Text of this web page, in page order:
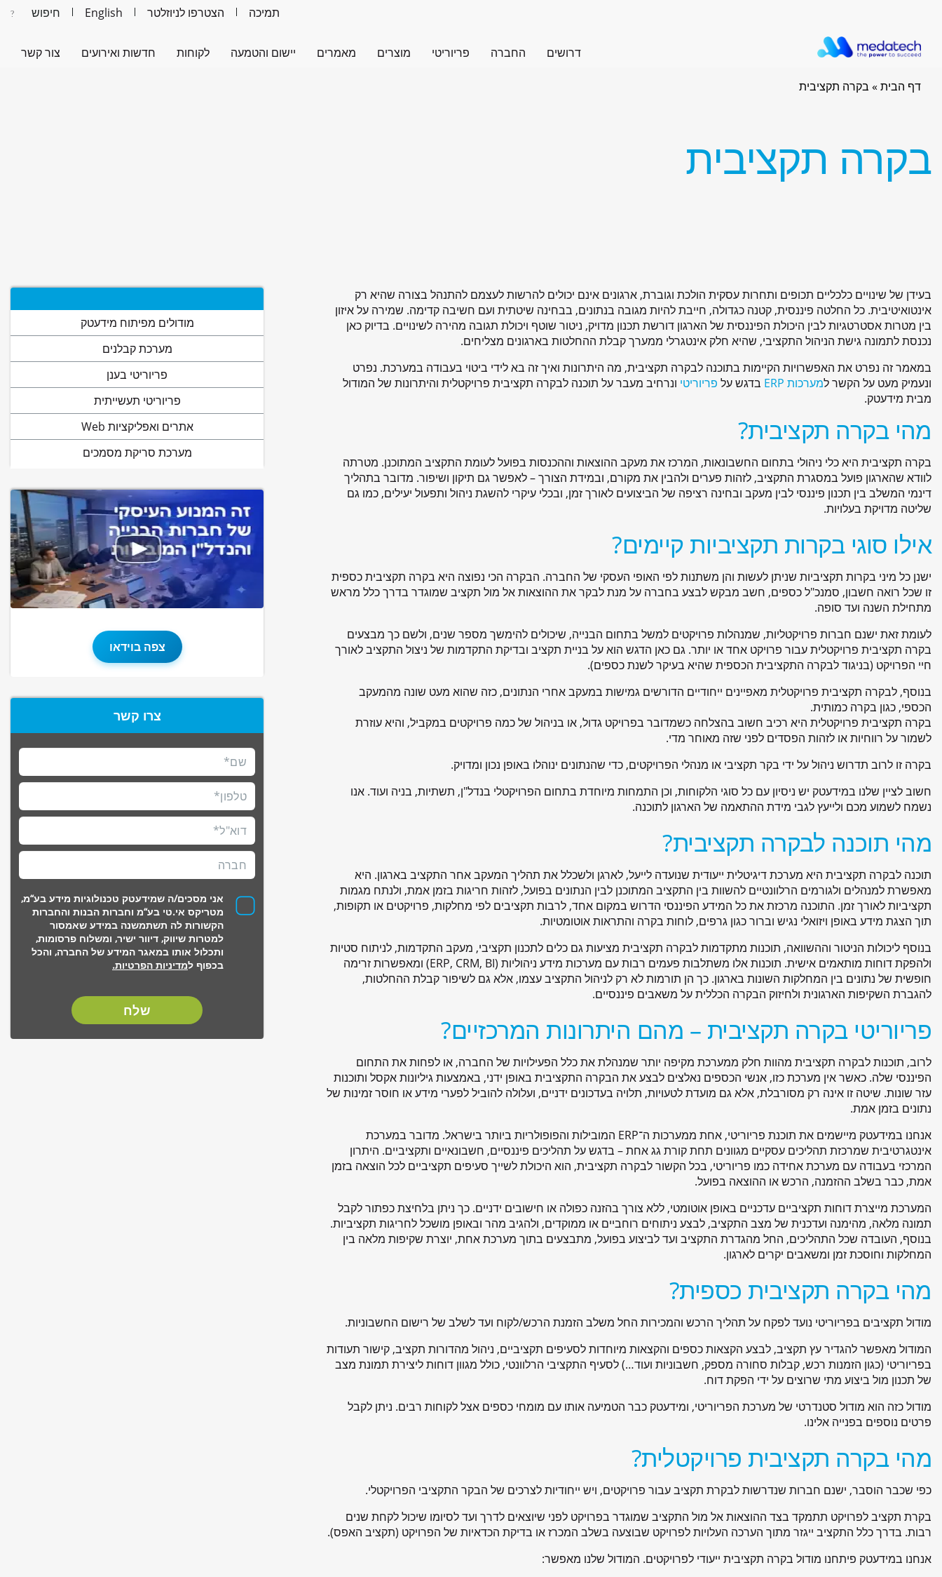
תמיכה הצטרפו לניוזלטר English
דרושים החברה פריוריטי מוצרים מאמרים יישום והטמעה לקוחות חדשות ואירועים צור קשר
דף הבית » בקרה תקציבית
בקרה תקציבית
בעידן של שינויים כלכליים תכופים ותחרות עסקית הולכת וגוברת, ארגונים אינם יכולים להרשות לעצמם להתנהל בצורה שהיא רק
אינטואיטיבית. כל החלטה פיננסית, קטנה כגדולה, חייבת להיות מגובה בנתונים, בבחינה שיטתית ועם חשיבה קדימה. שמירה על איזון
בין מטרות אסטרטגיות לבין היכולת הפיננסית של הארגון דורשת תכנון מדויק, ניטור שוטף ויכולת תגובה מהירה לשינויים. בדיוק כאן
נכנסת לתמונה גישת הניהול התקציבי, שהיא חלק אינטגרלי ממערך קבלת ההחלטות בארגונים מצליחים.
במאמר זה נפרט את האפשרויות הקיימות בתוכנה לבקרה תקציבית, מה היתרונות ואיך זה בא לידי ביטוי בעבודה במערכת. נפרט
ונעמיק מעט על הקשר למערכות ERP בדגש על פריוריטי ונרחיב מעבר על תוכנה לבקרה תקציבית פרויקטלית והיתרונות של המודול
מבית מידעטק.
מהי בקרה תקציבית?
בקרה תקציבית היא כלי ניהולי בתחום החשבונאות, המרכז את מעקב ההוצאות וההכנסות בפועל לעומת התקציב המתוכנן. מטרתה
לוודא שהארגון פועל במסגרת התקציב, לזהות פערים ולהבין את מקורם, ובמידת הצורך – לאפשר גם תיקון ושיפור. מדובר בתהליך
דינמי המשלב בין תכנון פיננסי לבין מעקב ובחינה רציפה של הביצועים לאורך זמן, ובכלי עיקרי להשגת ניהול ותפעול יעילים, כמו גם
שליטה מדויקת בעלויות.
אילו סוגי בקרות תקציביות קיימים?
ישנן כל מיני בקרות תקציביות שניתן לעשות והן משתנות לפי האופי העסקי של החברה. הבקרה הכי נפוצה היא בקרה תקציבית כספית
זו שכל רואה חשבון, סמנכ"ל כספים, חשב מבקש לבצע בחברה על מנת לבקר את ההוצאות אל מול תקציב שמוגדר בדרך כלל מראש
מתחילת השנה ועד סופה.
לעומת זאת ישנם חברות פרויקטליות, שמנהלות פרויקטים למשל בתחום הבנייה, שיכולים להימשך מספר שנים, ולשם כך מבצעים
בקרה תקציבית פרויקטלית עבור פרויקט אחד או יותר. גם כאן הדגש הוא על בניית תקציב ובדיקת התקדמות של ניצול התקציב לאורך
חיי הפרויקט (בניגוד לבקרה התקציבית הכספית שהיא בעיקר לשנת כספים).
בנוסף, לבקרה תקציבית פרויקטלית מאפיינים ייחודיים הדורשים גמישות במעקב אחרי הנתונים, כזה שהוא מעט שונה מהמעקב
הכספי, כגון בקרה כמותית.
בקרה תקציבית פרויקטלית היא רכיב חשוב בהצלחה כשמדובר בפרויקט גדול, או בניהול של כמה פרויקטים במקביל, והיא עוזרת
לשמור על רווחיות או לזהות הפסדים לפני שזה מאוחר מדי.
בקרה זו לרוב תדרוש ניהול על ידי בקר תקציבי או מנהלי הפרויקטים, כדי שהנתונים ינוהלו באופן נכון ומדויק.
חשוב לציין שלנו במידעטק יש ניסיון עם כל סוגי הלקוחות, וכן התמחות מיוחדת בתחום הפרויקטלי בנדל"ן, תשתיות, בניה ועוד. אנו
נשמח לשמוע מכם ולייעץ לגבי מידת ההתאמה של הארגון לתוכנה.
מהי תוכנה לבקרה תקציבית?
תוכנה לבקרה תקציבית היא מערכת דיגיטלית ייעודית שנועדה לייעל, לארגן ולשכלל את תהליך המעקב אחר התקציב בארגון. היא
מאפשרת למנהלים ולגורמים הרלוונטיים להשוות בין התקציב המתוכנן לבין הנתונים בפועל, לזהות חריגות בזמן אמת, ולנתח מגמות
תקציביות לאורך זמן. התוכנה מרכזת את כל המידע הפיננסי הדרוש במקום אחד, לרבות תקציבים לפי מחלקות, פרויקטים או תקופות,
תוך הצגת מידע באופן ויזואלי נגיש וברור כגון גרפים, לוחות בקרה והתראות אוטומטיות.
בנוסף ליכולות הניטור וההשוואה, תוכנות מתקדמות לבקרה תקציבית מציעות גם כלים לתכנון תקציבי, מעקב התקדמות, לניתוח סטיות
ולהפקת דוחות מותאמים אישית. תוכנות אלו משתלבות פעמים רבות עם מערכות מידע ניהוליות (ERP, CRM, BI) ומאפשרות זרימה
חופשית של נתונים בין המחלקות השונות בארגון. כך הן תורמות לא רק לניהול התקציב עצמו, אלא גם לשיפור קבלת ההחלטות,
להגברת השקיפות הארגונית ולחיזוק הבקרה הכללית על משאבים פיננסיים.
פריוריטי בקרה תקציבית – מהם היתרונות המרכזיים?
לרוב, תוכנות לבקרה תקציבית מהוות חלק ממערכת מקיפה יותר שמנהלת את כלל הפעילויות של החברה, או לפחות את התחום
הפיננסי שלה. כאשר אין מערכת כזו, אנשי הכספים נאלצים לבצע את הבקרה התקציבית באופן ידני, באמצעות גיליונות אקסל ותוכנות
עזר שונות. שיטה זו אינה רק מסורבלת, אלא גם מועדת לטעויות, תלויה בעדכונים ידניים, ועלולה להוביל לפערי מידע או חוסר זמינות של
נתונים בזמן אמת.
אנחנו במידעטק מיישמים את תוכנת פריוריטי, אחת ממערכות ה־ERP המובילות והפופולריות ביותר בישראל. מדובר במערכת
אינטגרטיבית שמרכזת תהליכים עסקיים מגוונים תחת קורת גג אחת – בדגש על תהליכים פיננסיים, חשבונאיים ותקציביים. היתרון
המרכזי בעבודה עם מערכת אחידה כמו פריוריטי, בכל הקשור לבקרה תקציבית, הוא היכולת לשייך סעיפים תקציביים לכל הוצאה בזמן
אמת, כבר בשלב ההזמנה, הרכש או ההוצאה בפועל.
המערכת מייצרת דוחות תקציביים עדכניים באופן אוטומטי, ללא צורך בהזנה כפולה או חישובים ידניים. כך ניתן בלחיצת כפתור לקבל
תמונה מלאה, מהימנה ועדכנית של מצב התקציב, לבצע ניתוחים רוחביים או ממוקדים, ולהגיב מהר ובאופן מושכל לחריגות תקציביות.
בנוסף, העובדה שכל התהליכים, החל מהגדרת התקציב ועד לביצוע בפועל, מתבצעים בתוך מערכת אחת, יוצרת שקיפות מלאה בין
המחלקות וחוסכת זמן ומשאבים יקרים לארגון.
מהי בקרה תקציבית כספית?
מודול תקציבים בפריוריטי נועד לפקח על תהליך הרכש והמכירות החל משלב הזמנת הרכש/לקוח ועד לשלב של רישום החשבוניות.
המודול מאפשר להגדיר עץ תקציב, לבצע הקצאות כספים והקצאות מיוחדות לסעיפים תקציביים, ניהול מהדורות תקציב, קישור תעודות
בפריוריטי (כגון הזמנות רכש, קבלות סחורה מספק, חשבוניות ועוד…) לסעיף התקציבי הרלוונטי, כולל מגוון דוחות ליצירת תמונת מצב
של תכנון מול ביצוע מתי שרוצים על ידי הפקת דוח.
מודול כזה הוא מודול סטנדרטי של מערכת הפריוריטי, ומידעטק כבר הטמיעה אותו עם מומחי כספים אצל לקוחות רבים. ניתן לקבל
פרטים נוספים בפנייה אלינו.
מהי בקרה תקציבית פרויקטלית?
כפי שכבר הוסבר, ישנם חברות שנדרשות לבקרת תקציב עבור פרויקטים, ויש ייחודיות לצרכים של הבקר התקציבי הפרויקטלי.
בקרת תקציב לפרויקט תתמקד בצד ההוצאות אל מול התקציב שמוגדר בפרויקט לפני שיוצאים לדרך ועד לסיומו שיכול לקחת שנים
רבות. בדרך כלל התקציב ייגזר מתוך הערכה העלויות לפרויקט שבוצעה בשלב המכרז או בדיקת הכדאיות של הפרויקט (תקציב האפס).
אנחנו במידעטק פיתחנו מודול בקרה תקציבית ייעודי לפרויקטים. המודול שלנו מאפשר:
מודולים מפיתוח מידעטק
מערכת קבלנים
פריוריטי בענן
פריוריטי תעשייתית
אתרים ואפליקציות Web
מערכת סריקת מסמכים
צפה בוידאו
צרו קשר
אני מסכים/ה שמידעטק טכנולוגיות מידע בע“מ,
מטריקס אי.טי בע“מ וחברות הבנות והחברות
הקשורות לה תשתמשנה במידע שאמסור
למטרות שיווק, דיוור ישיר, ומשלוח פרסומות,
ותכלול אותו במאגר המידע של החברה, והכל
בכפוף למדיניות הפרטיות.